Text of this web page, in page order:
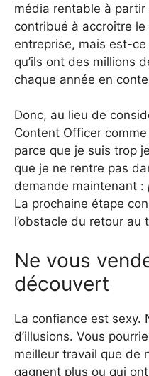
média rentable à
contribué à accroître
entreprise, mais est-
qu’ils ont des millions
chaque année en
Donc, au lieu de
Content Officer
parce que je suis trop
que je ne rentre pas
demande maintenant :
La prochaine étape
l’obstacle du retour au
Ne vous
découvert
La confiance est sexy.
d’illusions. Vous
meilleur travail que de
gagnent plus ou qui